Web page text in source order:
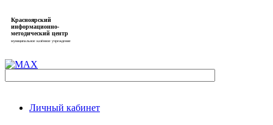
Красноярский
информационно-
методический центр
муниципальное казённое учреждение
Личный кабинет